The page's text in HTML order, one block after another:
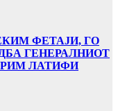
ФЕТАЈИ, ГО
ГЕНЕРАЛНИОТ
ЛАТИФИ